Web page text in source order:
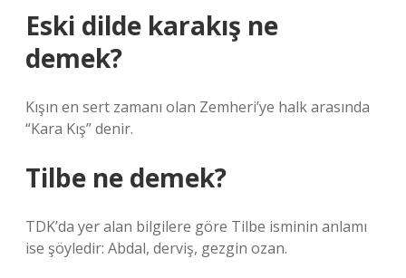
Eski dilde karakış ne
demek?
Kışın en sert zamanı olan Zemheri’ye halk arasında
“Kara Kış” denir.
Tilbe ne demek?
TDK’da yer alan bilgilere göre Tilbe isminin anlamı
ise şöyledir: Abdal, derviş, gezgin ozan.